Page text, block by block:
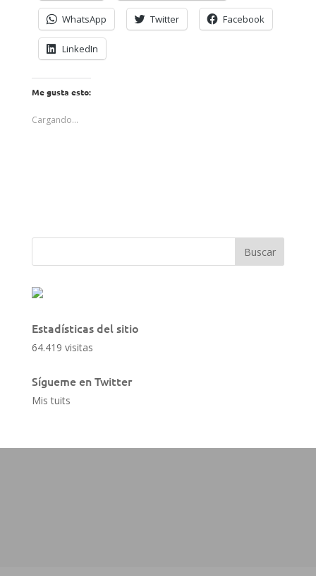
WhatsApp Twitter Facebook
LinkedIn
Me gusta esto:
Cargando...
Estadísticas del sitio
64.419 visitas
Sígueme en Twitter
Mis tuits